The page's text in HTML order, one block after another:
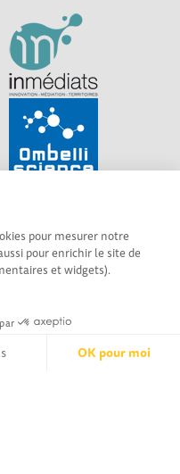
pour mesurer notre
pour enrichir le site de
et widgets).
OK pour moi